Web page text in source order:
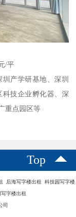
/平
产学研基地、深圳
技企业孵化器、深
重点园区等
Top
后海写字楼出租 科技园写字楼
字楼出租
司